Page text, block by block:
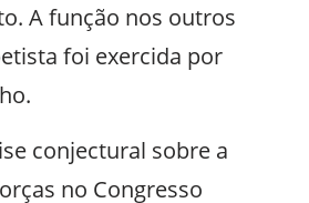
A função nos outros
foi exercida por
conjectural sobre a
no Congresso